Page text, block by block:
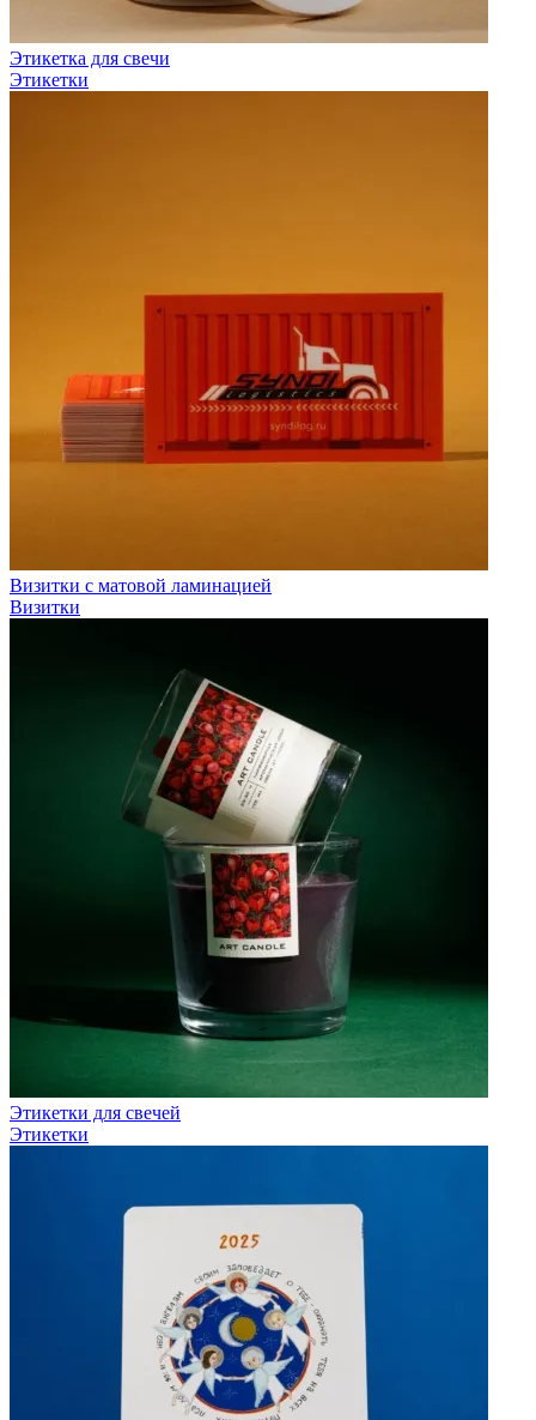
Этикетка для свечи
Этикетки
Визитки с матовой ламинацией
Визитки
Этикетки для свечей
Этикетки